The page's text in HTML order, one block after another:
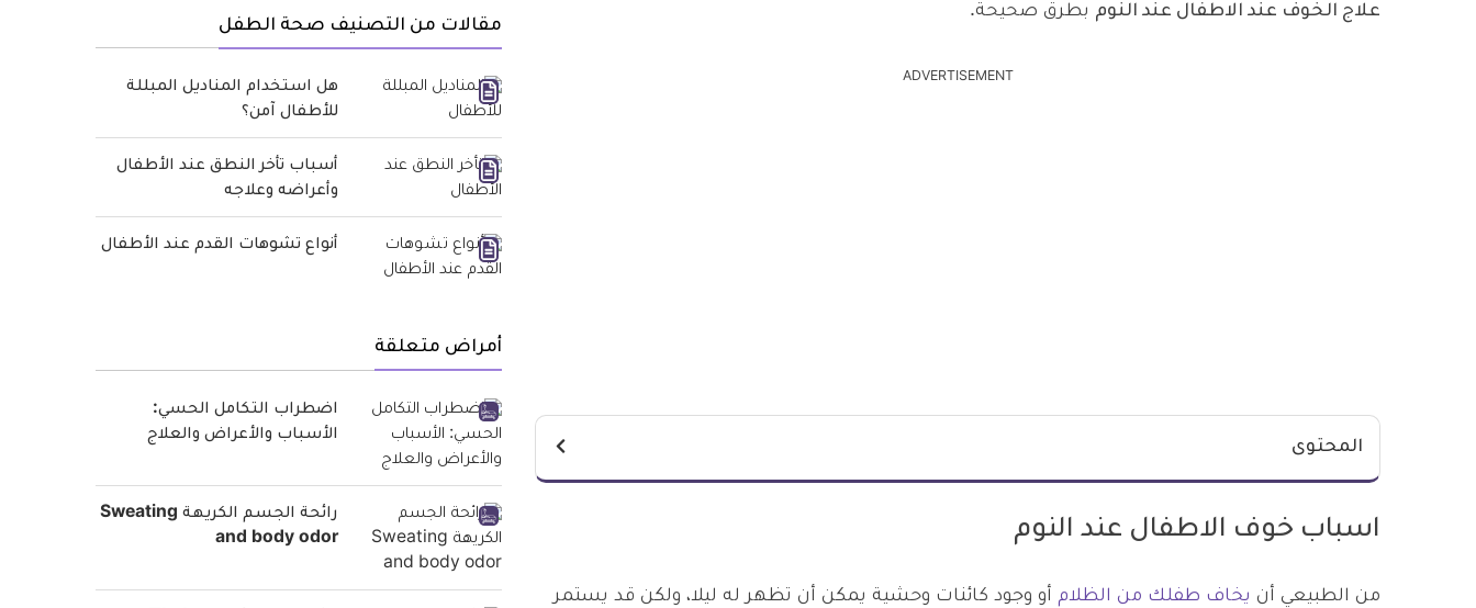
علاج الخوف عند الاطفال عند النوم بطرق صحيحة.
ADVERTISEMENT
المحتوى
اسباب خوف الاطفال عند النوم
من الطبيعي أن يخاف طفلك من الظلام أو وجود كائنات وحشية يمكن أن تظهر له ليلا، ولكن قد يستمر
مقالات من التصنيف صحة الطفل
هل استخدام المناديل المبللة
للأطفال آمن؟
أسباب تأخر النطق عند الأطفال
وأعراضه وعلاجه
أنواع تشوهات القدم عند الأطفال
أمراض متعلقة
اضطراب التكامل الحسي:
الأسباب والأعراض والعلاج
رائحة الجسم الكريهة Sweating
and body odor